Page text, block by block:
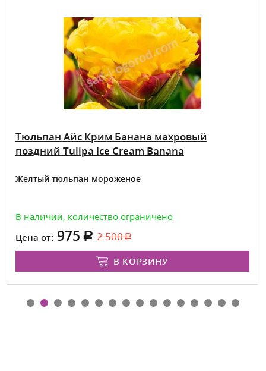
Тюльпан Айс Крим Банана махровый
поздний Tulipa Ice Cream Banana
Желтый тюльпан-мороженое
В наличии, количество ограничено
Цена от: 975 2 500
В КОРЗИНУ